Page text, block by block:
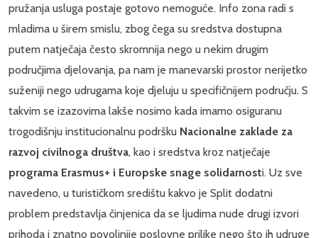
pružanja usluga postaje gotovo nemoguće. Info zona radi s
mladima u širem smislu, zbog čega su sredstva dostupna
putem natječaja često skromnija nego u nekim drugim
područjima djelovanja, pa nam je manevarski prostor nerijetko
suženiji nego udrugama koje djeluju u specifičnijem području. S
takvim se izazovima lakše nosimo kada imamo osiguranu
trogodišnju institucionalnu podršku Nacionalne zaklade za
razvoj civilnoga društva, kao i sredstva kroz natječaje
programa Erasmus+ i Europske snage solidarnosti. Uz sve
navedeno, u turističkom središtu kakvo je Split dodatni
problem predstavlja činjenica da se ljudima nude drugi izvori
prihoda i znatno povoljnije poslovne prilike nego što ih udruge